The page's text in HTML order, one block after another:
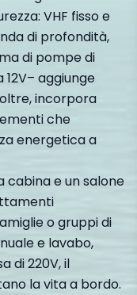
VHF fisso e
di profondità,
di pompe di
aggiunge
incorpora
che
energetica a
cabina e un salone
o gruppi di
e lavabo,
di 220V, il
la vita a bordo.